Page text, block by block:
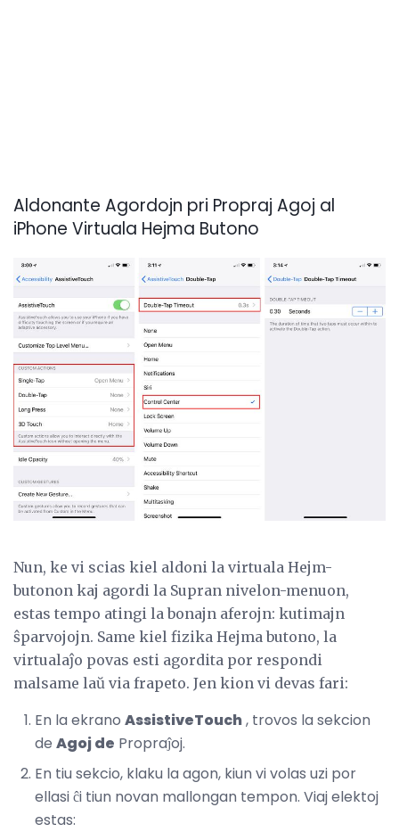
Aldonante Agordojn pri Propraj Agoj al
iPhone Virtuala Hejma Butono
Nun, ke vi scias kiel aldoni la virtuala Hejm-
butonon kaj agordi la Supran nivelon-menuon,
estas tempo atingi la bonajn aferojn: kutimajn
ŝparvojojn. Same kiel fizika Hejma butono, la
virtualaĵo povas esti agordita por respondi
malsame laŭ via frapeto. Jen kion vi devas fari:
En la ekrano AssistiveTouch, trovos la sekcion
de Agoj de Propraĵoj.
En tiu sekcio, klaku la agon, kiun vi volas uzi por
ellasi ĉi tiun novan mallongan tempon. Viaj elektoj
estas: